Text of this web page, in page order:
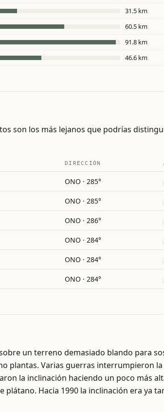
31.5 km
60.5 km
91.8 km
46.6 km
son los más lejanos que podrías
DIRECCIÓN
ONO · 285°
ONO · 285°
ONO · 286°
ONO · 284°
ONO · 284°
ONO · 284°
un terreno demasiado blando para
plantas. Varias guerras interrumpieron
la inclinación haciendo un poco más
Hacia 1990 la inclinación era ya